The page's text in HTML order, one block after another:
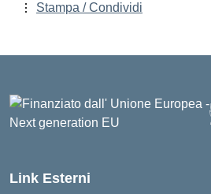
Stampa / Condividi
Link Esterni